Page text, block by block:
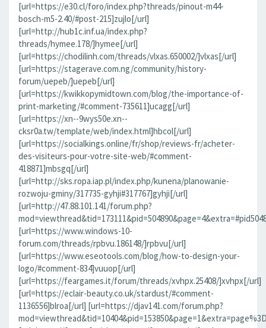
[url=https://e30.cl/foro/index.php?threads/pinout-m44-
bosch-m5-2.40/#post-215]zujlo[/url]
[url=http://hub1c.inf.ua/index.php?
threads/hymee.178/]hymee[/url]
[url=https://chodilinh.com/threads/vlxas.650002/]vlxas[/url]
[url=https://stagerave.com.ng/community/history-
forum/uepeb/]uepeb[/url]
[url=https://kwikkopymidtown.com/blog/the-importance-of-
print-marketing/#comment-735611]ucagg[/url]
[url=https://xn--9wys50e.xn--
cksr0a.tw/template/web/index.html]hbcol[/url]
[url=https://socialkings.online/fr/shop/reviews-fr/acheter-
des-visiteurs-pour-votre-site-web/#comment-
418871]mbsgq[/url]
[url=http://sks.ropa.iap.pl/index.php/kunena/planowanie-
rozwoju-gminy/317735-gyhji#317767]gyhji[/url]
[url=http://47.88.101.141/forum.php?
[url=https://www.windows-10-
forum.com/threads/rpbvu.186148/]rpbvu[/url]
[url=https://www.eseotools.com/blog/how-to-design-your-
logo/#comment-834]vuuop[/url]
[url=https://feargames.it/forum/threads/xvhpx.25408/]xvhpx[/url]
[url=https://eclair-beauty.co.uk/stardust/#comment-
1136556]blroa[/url] [url=https://djav141.com/forum.php?